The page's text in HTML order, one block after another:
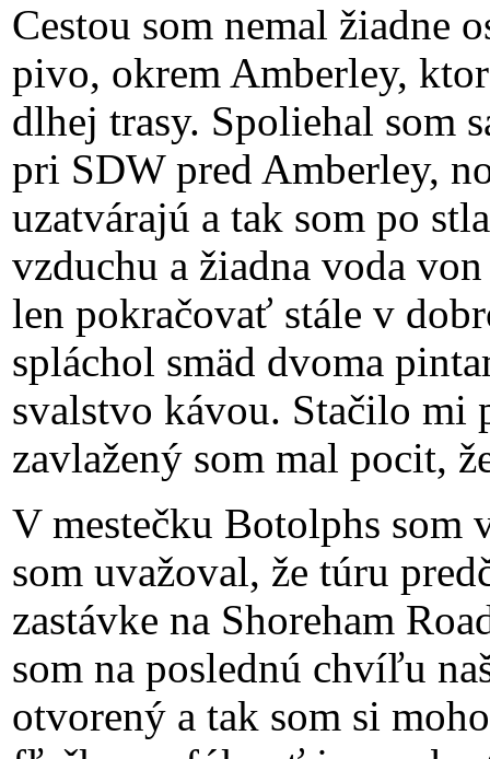
Cestou som nemal žiadne
pivo, okrem Amberley,
dlhej trasy. Spoliehal som
pri SDW pred Amberley,
uzatvárajú a tak som po
vzduchu a žiadna voda
len pokračovať stále v
spláchol smäd dvoma
svalstvo kávou. Stačilo mi
zavlažený som mal pocit,
V mestečku Botolphs som
som uvažoval, že túru
zastávke na Shoreham
som na poslednú chvíľu
otvorený a tak som si